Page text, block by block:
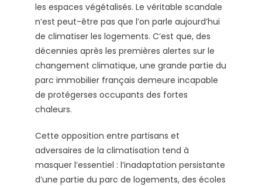
les espaces végétalisés. Le véritable scandale
n’est peut-être pas que l’on parle aujourd’hui
de climatiser les logements. C’est que, des
décennies après les premières alertes sur le
changement climatique, une grande partie du
parc immobilier français demeure incapable
de protégerses occupants des fortes
chaleurs.
Cette opposition entre partisans et
adversaires de la climatisation tend à
masquer l’essentiel : l’inadaptation persistante
d’une partie du parc de logements, des écoles